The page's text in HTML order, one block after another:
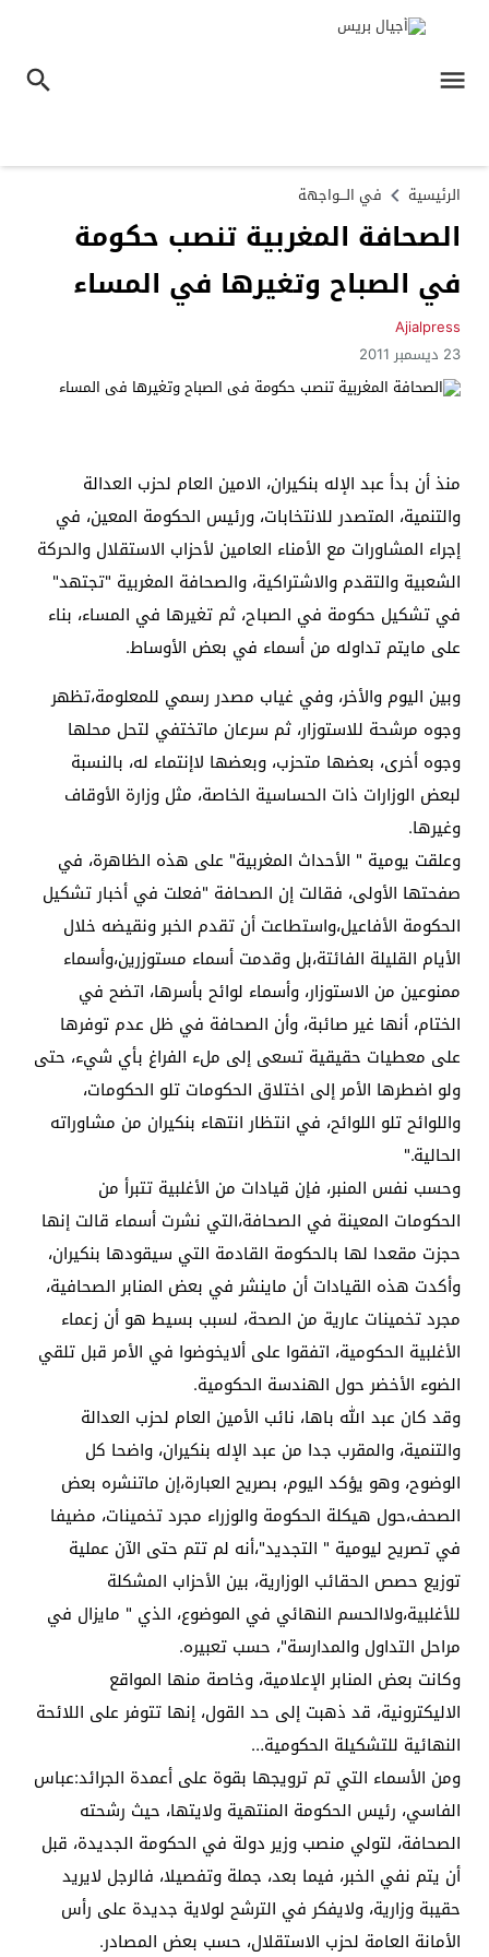
الرئيسية في الـــواجهة
الصحافة المغربية تنصب حكومة
في الصباح وتغيرها في المساء
Ajialpress
23 ديسمبر 2011
منذ أن بدأ عبد الإله بنكيران، الامين العام لحزب العدالة
والتنمية، المتصدر للانتخابات، ورئيس الحكومة المعين، في
إجراء المشاورات مع الأمناء العامين لأحزاب الاستقلال والحركة
الشعبية والتقدم والاشتراكية، والصحافة المغربية "تجتهد"
في تشكيل حكومة في الصباح، ثم تغيرها في المساء، بناء
على مايتم تداوله من أسماء في بعض الأوساط.
وبين اليوم والأخر، وفي غياب مصدر رسمي للمعلومة،تظهر
وجوه مرشحة للاستوزار، ثم سرعان ماتختفي لتحل محلها
وجوه أخرى، بعضها متحزب، وبعضها لاإنتماء له، بالنسبة
لبعض الوزارات ذات الحساسية الخاصة، مثل وزارة الأوقاف
وغيرها.
وعلقت يومية " الأحداث المغربية" على هذه الظاهرة، في
صفحتها الأولى، فقالت إن الصحافة "فعلت في أخبار تشكيل
الحكومة الأفاعيل،واستطاعت أن تقدم الخبر ونقيضه خلال
الأيام القليلة الفائتة،بل وقدمت أسماء مستوزرين،وأسماء
ممنوعين من الاستوزار، وأسماء لوائح بأسرها، اتضح في
الختام، أنها غير صائبة، وأن الصحافة في ظل عدم توفرها
على معطيات حقيقية تسعى إلى ملء الفراغ بأي شيء، حتى
ولو اضطرها الأمر إلى اختلاق الحكومات تلو الحكومات،
واللوائح تلو اللوائح، في انتظار انتهاء بنكيران من مشاوراته
الحالية."
وحسب نفس المنبر، فإن قيادات من الأغلبية تتبرأ من
الحكومات المعينة في الصحافة،التي نشرت أسماء قالت إنها
حجزت مقعدا لها بالحكومة القادمة التي سيقودها بنكيران،
وأكدت هذه القيادات أن ماينشر في بعض المنابر الصحافية،
مجرد تخمينات عارية من الصحة، لسبب بسيط هو أن زعماء
الأغلبية الحكومية، اتفقوا على ألايخوضوا في الأمر قبل تلقي
الضوء الأخضر حول الهندسة الحكومية.
وقد كان عبد الله باها، نائب الأمين العام لحزب العدالة
والتنمية، والمقرب جدا من عبد الإله بنكيران، واضحا كل
الوضوح، وهو يؤكد اليوم، بصريح العبارة،إن ماتنشره بعض
الصحف،حول هيكلة الحكومة والوزراء مجرد تخمينات، مضيفا
في تصريح ليومية " التجديد"،أنه لم تتم حتى الآن عملية
توزيع حصص الحقائب الوزارية، بين الأحزاب المشكلة
للأغلبية،ولاالحسم النهائي في الموضوع، الذي " مايزال في
مراحل التداول والمدارسة"، حسب تعبيره.
وكانت بعض المنابر الإعلامية، وخاصة منها المواقع
الاليكترونية، قد ذهبت إلى حد القول، إنها تتوفر على اللائحة
النهائية للتشكيلة الحكومية…
ومن الأسماء التي تم ترويجها بقوة على أعمدة الجرائد:عباس
الفاسي، رئيس الحكومة المنتهية ولايتها، حيث رشحته
الصحافة، لتولي منصب وزير دولة في الحكومة الجديدة، قبل
أن يتم نفي الخبر، فيما بعد، جملة وتفصيلا، فالرجل لايريد
حقيبة وزارية، ولايفكر في الترشح لولاية جديدة على رأس
الأمانة العامة لحزب الاستقلال، حسب بعض المصادر.